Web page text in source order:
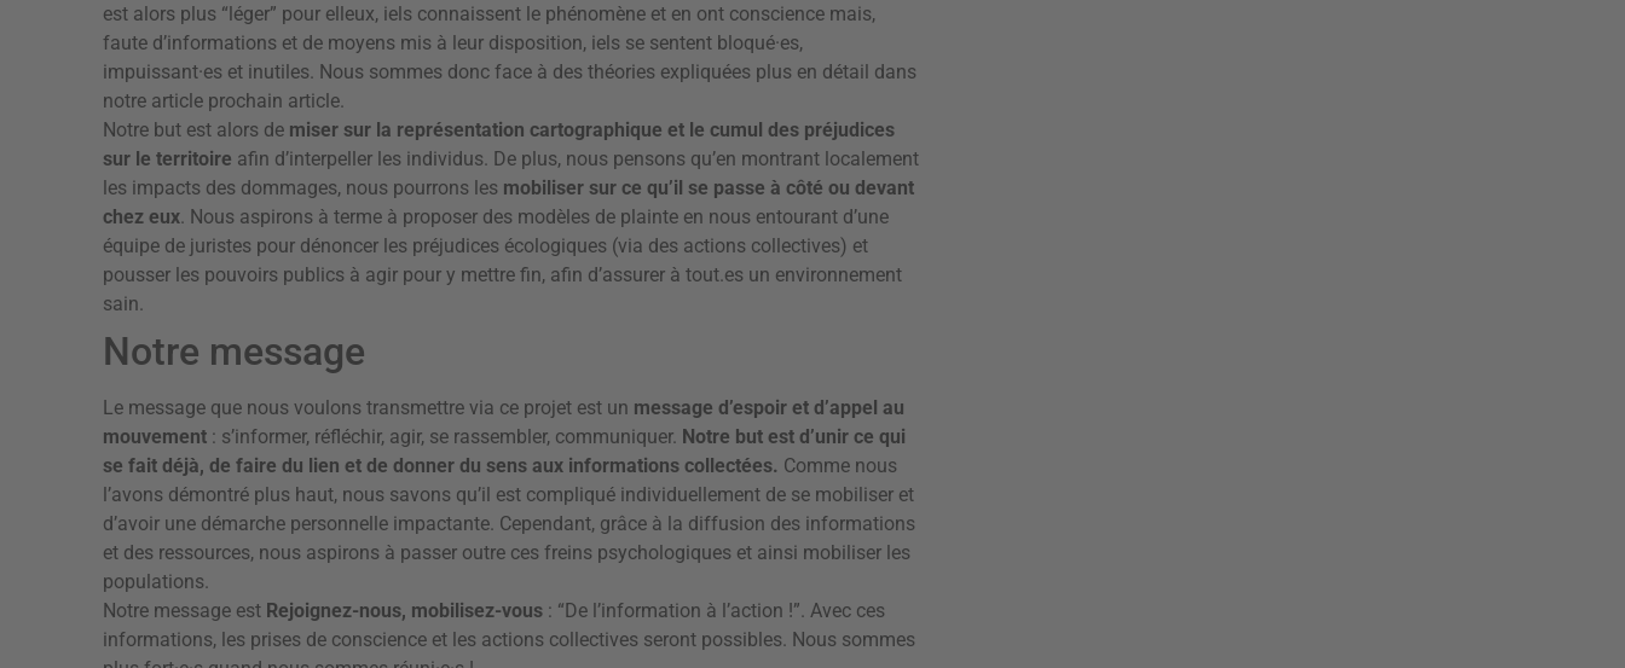
est alors plus “léger” pour elleux, iels connaissent le phénomène et en ont conscience mais,
faute d’informations et de moyens mis à leur disposition, iels se sentent bloqué·es,
impuissant·es et inutiles. Nous sommes donc face à des théories expliquées plus en détail dans
notre article prochain article.
Notre but est alors de miser sur la représentation cartographique et le cumul des préjudices
sur le territoire afin d’interpeller les individus. De plus, nous pensons qu’en montrant localement
les impacts des dommages, nous pourrons les mobiliser sur ce qu’il se passe à côté ou devant
chez eux. Nous aspirons à terme à proposer des modèles de plainte en nous entourant d’une
équipe de juristes pour dénoncer les préjudices écologiques (via des actions collectives) et
pousser les pouvoirs publics à agir pour y mettre fin, afin d’assurer à tout.es un environnement
sain.
Notre message
Le message que nous voulons transmettre via ce projet est un message d’espoir et d’appel au
mouvement : s’informer, réfléchir, agir, se rassembler, communiquer. Notre but est d’unir ce qui
se fait déjà, de faire du lien et de donner du sens aux informations collectées. Comme nous
l’avons démontré plus haut, nous savons qu’il est compliqué individuellement de se mobiliser et
d’avoir une démarche personnelle impactante. Cependant, grâce à la diffusion des informations
et des ressources, nous aspirons à passer outre ces freins psychologiques et ainsi mobiliser les
populations.
Notre message est Rejoignez-nous, mobilisez-vous : “De l’information à l’action !”. Avec ces
informations, les prises de conscience et les actions collectives seront possibles. Nous sommes